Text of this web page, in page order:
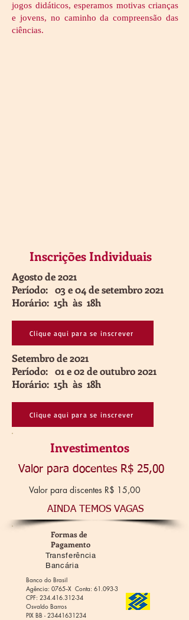
jogos didáticos, esperamos motivas crianças
e jovens, no caminho da compreensão das
ciências.
Inscrições Individuais
Agosto de 2021
Período: 03 e 04 de setembro 2021
Horário: 15h às 18h
Clique aqui para se inscrever
Setembro de 2021
Período: 01 e 02 de outubro 2021
Horário: 15h às 18h
Clique aqui para se inscrever
Investimentos
Valor para docentes R$ 25,00
Valor para discentes R$ 15,00
AINDA TEMOS VAGAS
Formas de
Pagamento
Transferência
Bancária
Banco do Brasil
Agência: 0765--X Conta: 61.093-3
CPF: 234.416.312-34
Osvaldo Barros
PIX BB - 23441631234